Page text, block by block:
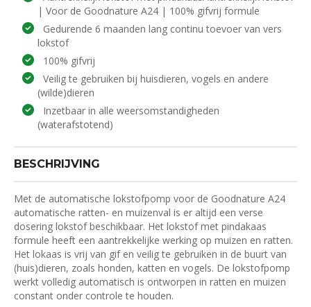
| Voor de Goodnature A24 | 100% gifvrij formule
Gedurende 6 maanden lang continu toevoer van vers
lokstof
100% gifvrij
Veilig te gebruiken bij huisdieren, vogels en andere
(wilde)dieren
Inzetbaar in alle weersomstandigheden
(waterafstotend)
BESCHRIJVING
Met de automatische lokstofpomp voor de Goodnature A24
automatische ratten- en muizenval is er altijd een verse
dosering lokstof beschikbaar. Het lokstof met pindakaas
formule heeft een aantrekkelijke werking op muizen en ratten.
Het lokaas is vrij van gif en veilig te gebruiken in de buurt van
(huis)dieren, zoals honden, katten en vogels. De lokstofpomp
werkt volledig automatisch is ontworpen in ratten en muizen
constant onder controle te houden.